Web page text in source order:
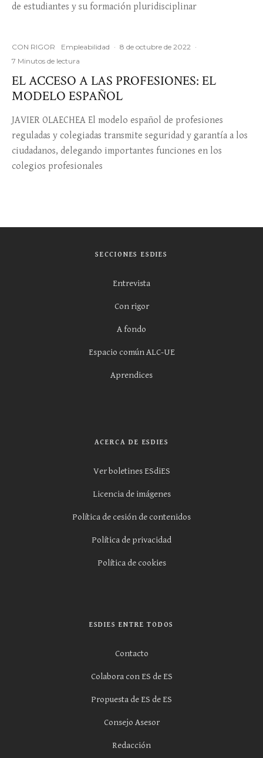
de estudiantes y su formación pluridisciplinar
CON RIGOR Empleabilidad · 8 de octubre de 2022 ·
7 Minutos de lectura
EL ACCESO A LAS PROFESIONES: EL
MODELO ESPAÑOL
JAVIER OLAECHEA El modelo español de profesiones
reguladas y colegiadas transmite seguridad y garantía a los
ciudadanos, delegando importantes funciones en los
colegios profesionales
SECCIONES ESDIES
Entrevista
Con rigor
A fondo
Espacio común ALC-UE
Aprendices
ACERCA DE ESDIES
Ver boletines ESdiES
Licencia de imágenes
Política de cesión de contenidos
Política de privacidad
Política de cookies
ESDIES ENTRE TODOS
Contacto
Colabora con ES de ES
Propuesta de ES de ES
Consejo Asesor
Redacción